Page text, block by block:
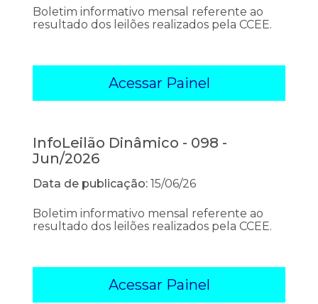
Boletim informativo mensal referente ao
resultado dos leilões realizados pela CCEE.
Acessar Painel
InfoLeilão Dinâmico - 098 -
Jun/2026
Data de publicação: 15/06/26
Boletim informativo mensal referente ao
resultado dos leilões realizados pela CCEE.
Acessar Painel